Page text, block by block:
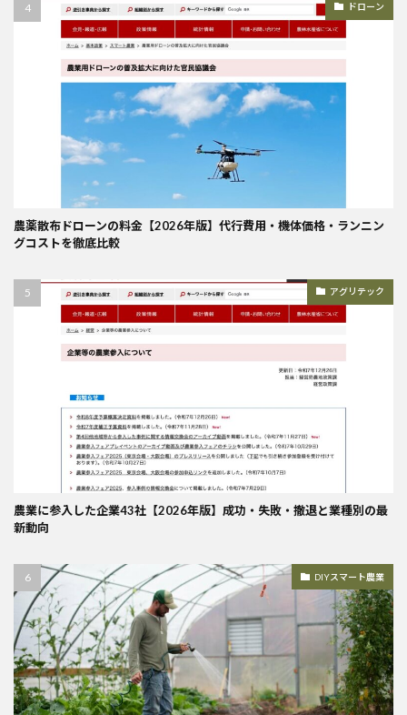
ドローン
農薬散布ドローンの料金【2026年版】代行費用・機体価格・ランニン
グコストを徹底比較
アグリテック
農業に参入した企業43社【2026年版】成功・失敗・撤退と業種別の最
新動向
DIYスマート農業